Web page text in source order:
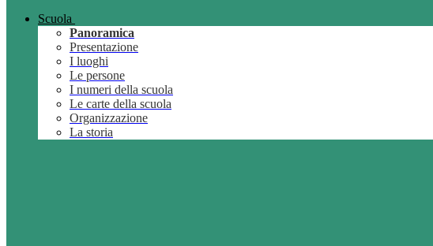
Scuola
Panoramica
Presentazione
I luoghi
Le persone
I numeri della scuola
Le carte della scuola
Organizzazione
La storia